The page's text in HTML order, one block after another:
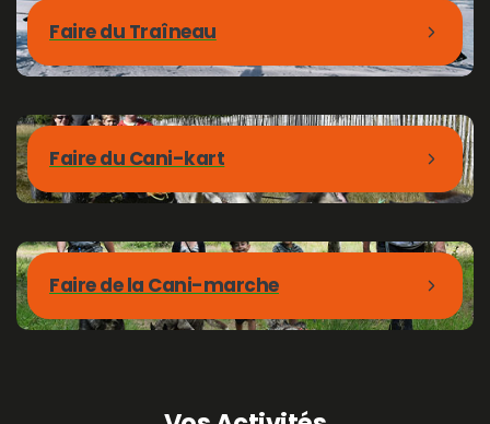
Faire du Traîneau
Faire du Cani-kart
Faire de la Cani-marche